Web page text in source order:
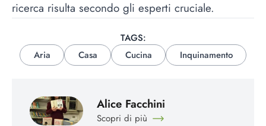
ricerca risulta secondo gli esperti cruciale.
TAGS:
Aria
Casa Cucina Inquinamento
Alice Facchini
Scopri di più